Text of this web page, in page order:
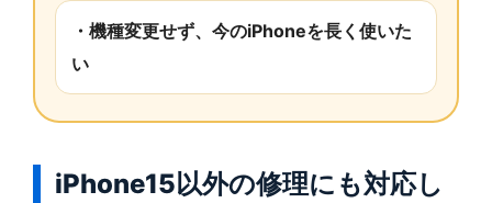
・機種変更せず、今のiPhoneを長く使いた
い
iPhone15以外の修理にも対応し